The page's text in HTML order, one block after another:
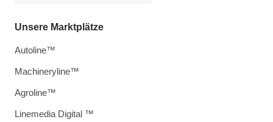
Unsere Marktplätze
Autoline™
Machineryline™
Agroline™
Linemedia Digital ™